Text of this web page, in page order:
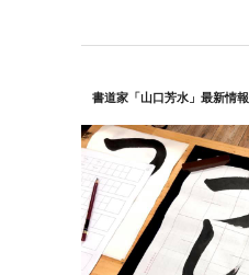
書道家「山口芳水」最新情報